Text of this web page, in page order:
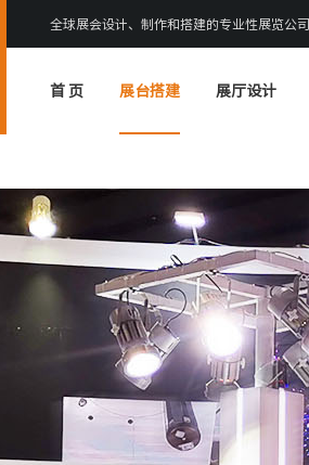
全球展会设计、制作和搭建的专业性展览公司
首 页 展台搭建 展厅设计